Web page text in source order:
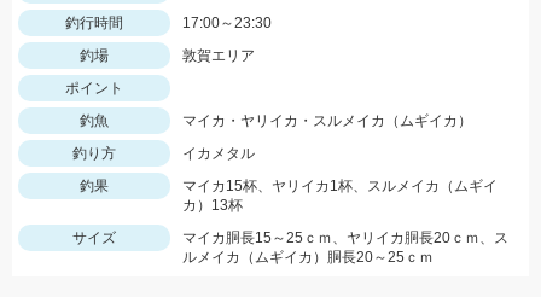
釣行時間
17:00～23:30
釣場
敦賀エリア
ポイント
釣魚
マイカ・ヤリイカ・スルメイカ（ムギイカ）
釣り方
イカメタル
釣果
マイカ15杯、ヤリイカ1杯、スルメイカ（ムギイ
カ）13杯
サイズ
マイカ胴長15～25ｃｍ、ヤリイカ胴長20ｃｍ、ス
ルメイカ（ムギイカ）胴長20～25ｃｍ